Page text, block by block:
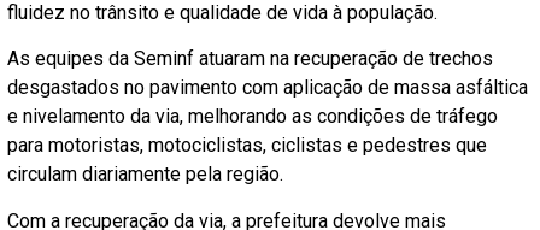
fluidez no trânsito e qualidade de vida à população.
As equipes da Seminf atuaram na recuperação de trechos
desgastados no pavimento com aplicação de massa asfáltica
e nivelamento da via, melhorando as condições de tráfego
para motoristas, motociclistas, ciclistas e pedestres que
circulam diariamente pela região.
Com a recuperação da via, a prefeitura devolve mais